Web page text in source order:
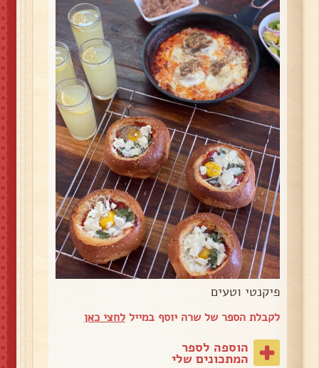
פיקנטי וטעים
לקבלת הספר של שרה יוסף במייללחצי כאן
הוספה לספר
המתכונים שלי